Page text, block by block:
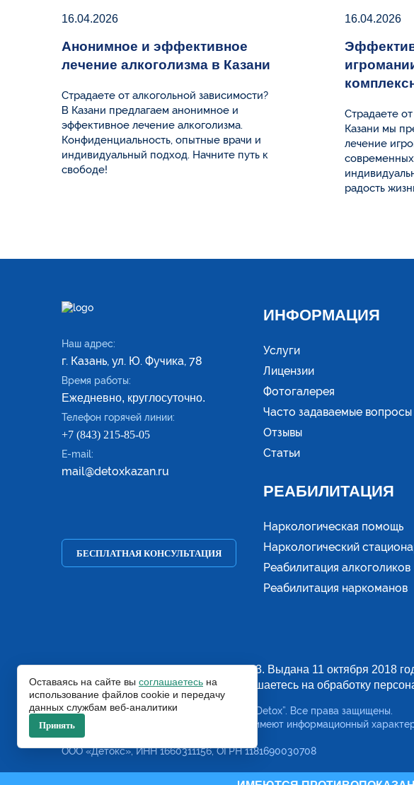
16.04.2026
Анонимное и эффективное
лечение алкоголизма в Казани
Страдаете от алкогольной зависимости?
В Казани предлагаем анонимное и
эффективное лечение алкоголизма.
Конфиденциальность, опытные врачи и
индивидуальный подход. Начните путь к
свободе!
16.04.2026
Страдаете
Казани мы
лечение
радость
Наш адрес:
г. Казань, ул. Ю. Фучика, 78
Время работы:
Ежедневно, круглосуточно.
Телефон горячей линии:
+7 (843) 215-85-05
E-mail:
mail@detoxkazan.ru
БЕСПЛАТНАЯ КОНСУЛЬТАЦИЯ
ИНФОРМАЦИЯ
Услуги
Лицензии
Фотогалерея
Часто задаваемые вопросы
Отзывы
Статьи
РЕАБИЛИТАЦИЯ
Наркологическая помощь
Наркологический
Реабилитация алкоголиков
Реабилитация наркоманов
Лицензия № Л041-01181-16/00339603. Выдана 11 октября 2018
Заполняя формы на сайте, вы соглашаетесь на обработку
© 2018-2026. Наркологическая клиника “Detox”. Все права защищены.
Указанные на сайте цены и информация имеют информационный
являются публичной офертой.
ООО «Детокс», ИНН 1660311156, ОГРН 1181690030708
Оставаясь на сайте вы соглашаетесь на
использование файлов cookie и передачу
данных службам веб-аналитики
Принять